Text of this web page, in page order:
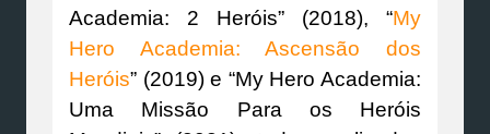
Academia: 2 Heróis” (2018), “My
Hero Academia: Ascensão dos
Heróis” (2019) e “My Hero Academia:
Uma Missão Para os Heróis